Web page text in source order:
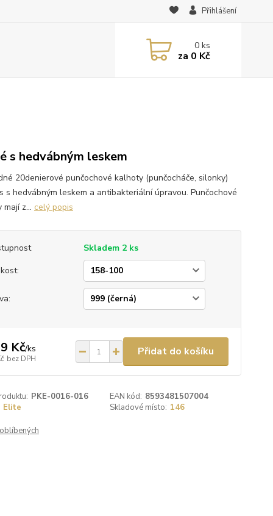
Přihlášení
0ks
za 0 Kč
s hedvábným leskem
20denierové punčochové kalhoty (punčocháče, silonky)
s hedvábným leskem a antibakteriální úpravou. Punčochové
z... celý popis
Skladem 2 ks
Kč/ks
bez DPH
Přidat do košíku
PKE-0016-016 EAN kód: 8593481507004
Elite Skladové místo: 146